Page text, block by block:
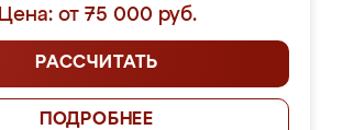
Цена: от 75 000 руб.
РАССЧИТАТЬ
ПОДРОБНЕЕ